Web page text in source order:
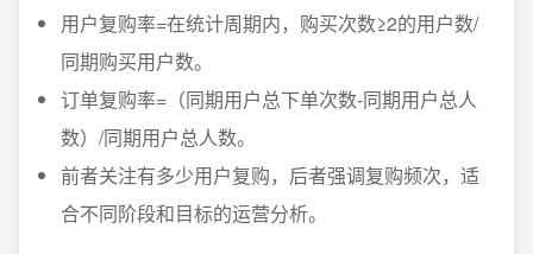
用户复购率=在统计周期内，购买次数≥2的用户数/
同期购买用户数。
订单复购率=（同期用户总下单次数-同期用户总人
数）/同期用户总人数。
前者关注有多少用户复购，后者强调复购频次，适
合不同阶段和目标的运营分析。